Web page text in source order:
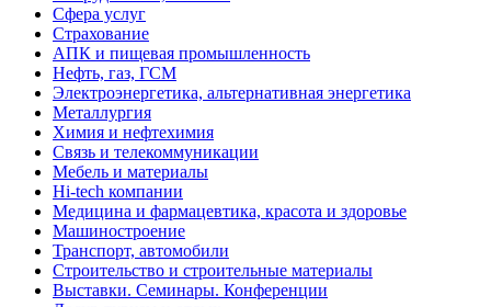
Сфера услуг
Страхование
АПК и пищевая промышленность
Нефть, газ, ГСМ
Электроэнергетика, альтернативная энергетика
Металлургия
Химия и нефтехимия
Связь и телекоммуникации
Мебель и материалы
Hi-tech компании
Медицина и фармацевтика, красота и здоровье
Машиностроение
Транспорт, автомобили
Строительство и строительные материалы
Выставки. Семинары. Конференции